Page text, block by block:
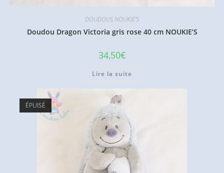
DOUDOUS NOUKIE'S
Doudou Dragon Victoria gris rose 40 cm NOUKIE’S
34,50€
Lire la suite
ÉPUISÉ